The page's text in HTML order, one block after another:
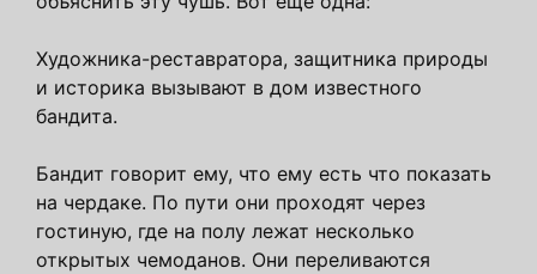
Художника-реставратора, защитника природы
и историка вызывают в дом известного
бандита.
Бандит говорит ему, что ему есть что показать
на чердаке. По пути они проходят через
гостиную, где на полу лежат несколько
открытых чемоданов. Они переливаются